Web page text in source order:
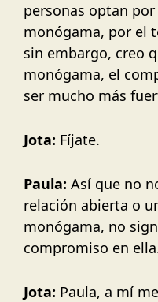
personas optan
monógama, por el
sin embargo, creo
monógama, el
ser mucho más
Jota: Fíjate.
Paula: Así que no
relación abierta o
monógama, no
compromiso en
Jota: Paula, a mí